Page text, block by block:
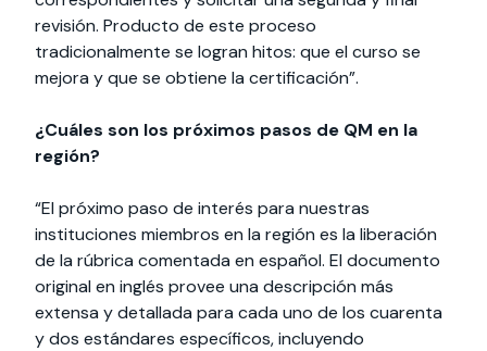
revisión. Producto de este proceso
tradicionalmente se logran hitos: que el curso se
mejora y que se obtiene la certificación”.
¿Cuáles son los próximos pasos de QM en la
región?
“El próximo paso de interés para nuestras
instituciones miembros en la región es la liberación
de la rúbrica comentada en español. El documento
original en inglés provee una descripción más
extensa y detallada para cada uno de los cuarenta
y dos estándares específicos, incluyendo